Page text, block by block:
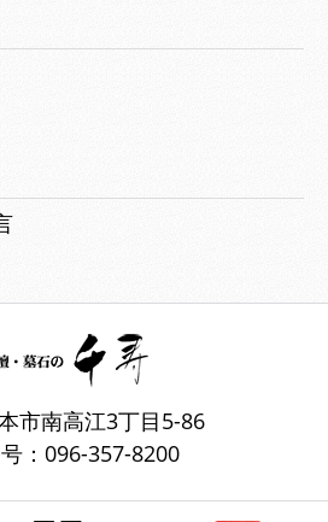
市南高江3丁目5-86
：096-357-8200